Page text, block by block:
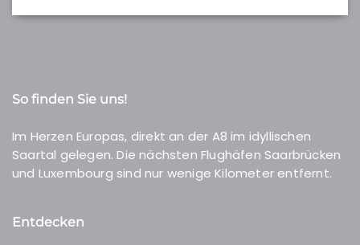
So finden Sie uns!
Im Herzen Europas, direkt an der A8 im idyllischen
Saartal gelegen. Die nächsten Flughäfen Saarbrücken
und Luxembourg sind nur wenige Kilometer entfernt.
Entdecken